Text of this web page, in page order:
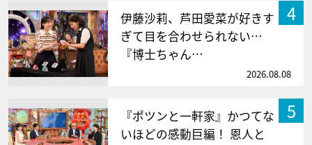
4
伊藤沙莉、芦田愛菜が好きす
ぎて目を合わせられない…
『博士ちゃん…
2026.08.08
5
『ポツンと一軒家』かつてな
いほどの感動巨編！ 恩人と